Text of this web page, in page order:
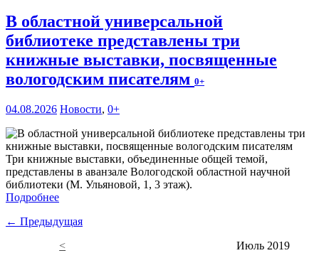
В областной универсальной
библиотеке представлены три
книжные выставки, посвященные
вологодским писателям 0+
04.08.2026 Новости, 0+
Три книжные выставки, объединенные общей темой,
представлены в аванзале Вологодской областной научной
библиотеки (М. Ульяновой, 1, 3 этаж).
Подробнее
← Предыдущая
<
Июль 2019